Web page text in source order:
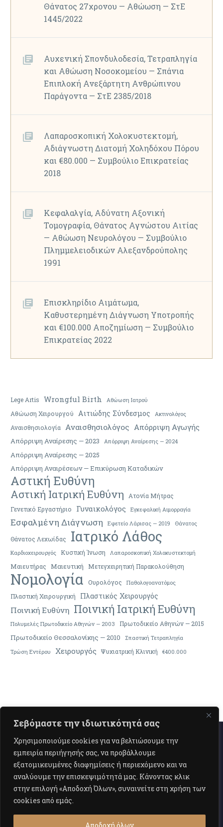
Σεβόμαστε την ιδιωτικότητά σας
Χρησιμοποιούμε cookies για να βελτιώσουμε την
εμπειρία περιήγησής σας, να προβάλλουμε
εξατομικευμένες διαφημίσεις ή περιεχόμενο και να
αναλύουμε την επισκεψιμότητά μας. Κάνοντας κλικ
στην επιλογή «Αποδοχή Όλων», συναινείτε στη χρήση των
cookies από εμάς.
Θάνατος 27χρονου — Αθώωση — ΣτΕ
1445/2022
Αυχενική Σπονδυλοδεσία, Τετραπληγία
και Αθώωση Νοσοκομείου — Σπάνια
Επιπλοκή Ανεξάρτητη Ανθρώπινου
Παράγοντα — ΣτΕ 2385/2018
Λαπαροσκοπική Χολοκυστεκτομή,
Αδιάγνωστη Διατομή Χοληδόχου Πόρου
και €80.000 — Συμβούλιο Επικρατείας
2018
Κεφαλαλγία, Αδύνατη Αξονική
Τομογραφία, Θάνατος Αγνώστου Αιτίας
— Αθώωση Νευρολόγου — Συμβούλιο
Πλημμελειοδικών Αλεξανδρούπολης
1991
Επισκληρίδιο Αιμάτωμα,
Καθυστερημένη Διάγνωση Υποτροπής
και €100.000 Αποζημίωση — Συμβούλιο
Επικρατείας 2022
Lege Artis Wrongful Birth Αθώωση Ιατρού
Αθώωση Χειρουργού Αιτιώδης Σύνδεσμος Ακτινολόγος
Αναισθησιολογία Αναισθησιολόγος Απόρριψη Αγωγής
Απόρριψη Αναίρεσης — 2023 Απόρριψη Αναίρεσης — 2024
Απόρριψη Αναίρεσης — 2025
Απόρριψη Αναιρέσεων — Επικύρωση Καταδικών
Αστική Ευθύνη
Αστική Ιατρική Ευθύνη
Ατονία Μήτρας
Γενετικό Εργαστήριο
Γυναικολόγος Εγκεφαλική Αιμορραγία
Εσφαλμένη Διάγνωση Εφετείο Λάρισας — 2019 Θάνατος
Θάνατος Λεχωίδας Ιατρικό Λάθος
Καρδιοχειρουργός Κυστική Ίνωση Λαπαροσκοπική Χολοκυστεκτομή
Μαιευτήρας Μαιευτική Μετεγχειρητική Παρακολούθηση
Νομολογία Ουρολόγος Παθολογοανατόμος
Πλαστική Χειρουργική Πλαστικός Χειρουργός
Ποινική Ευθύνη Ποινική Ιατρική Ευθύνη
Πολυμελές Πρωτοδικείο Αθηνών — 2003 Πρωτοδικείο Αθηνών — 2015
Πρωτοδικείο Θεσσαλονίκης — 2010
Σπαστική Τετραπληγία
Τρώση Εντέρου
Χειρουργός Ψυχιατρική Κλινική €400.000
Επικοινωνία Όροι Χρήσης
©2026 ΔΙΚΗΓΟΡΙΚΟ ΓΡΑΦΕΙΟ ΜΙΧΑΗΛ ΝΤΑΛΑΜΠΙΡΑ